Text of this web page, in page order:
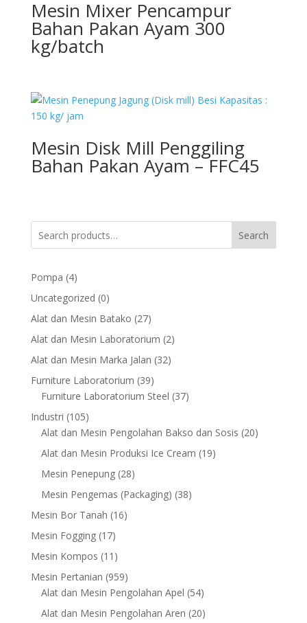
Mesin Mixer Pencampur
Bahan Pakan Ayam 300
kg/batch
Mesin Disk Mill Penggiling
Bahan Pakan Ayam – FFC45
Search
Pompa 44
products
Uncategorized 00
products
Alat dan Mesin Batako 2727
products
Alat dan Mesin Laboratorium 22
Alat dan Mesin Marka Jalan 3232
Furniture Laboratorium 3939
products
Furniture Laboratorium Steel 3737
Industri 105105
products
Alat dan Mesin Pengolahan Bakso dan Sosis 2020
Alat dan Mesin Produksi Ice Cream 1919
Mesin Penepung 2828
products
Mesin Pengemas (Packaging) 3838
Mesin Bor Tanah 1616
Mesin Fogging 1717
products
Mesin Kompos 11 11
products
Mesin Pertanian 959959
products
Alat dan Mesin Pengolahan Apel 5454
products
Alat dan Mesin Pengolahan Aren 2020